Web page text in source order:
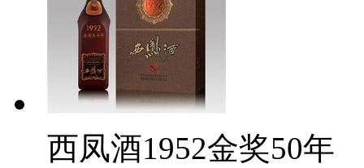
西凤酒1952金奖50年